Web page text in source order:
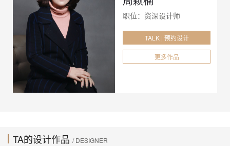
职位：资深设计师
TALK | 预约设计
更多作品
TA的设计作品 / DESIGNER